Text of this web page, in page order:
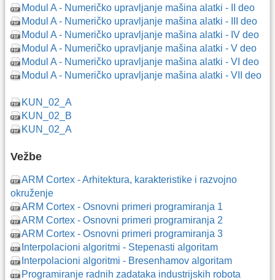
Modul A - Numeričko upravljanje mašina alatki - II deo
Modul A - Numeričko upravljanje mašina alatki - III deo
Modul A - Numeričko upravljanje mašina alatki - IV deo
Modul A - Numeričko upravljanje mašina alatki - V deo
Modul A - Numeričko upravljanje mašina alatki - VI deo
Modul A - Numeričko upravljanje mašina alatki - VII deo
KUN_02_A
KUN_02_B
KUN_02_A
Vežbe
ARM Cortex - Arhitektura, karakteristike i razvojno
okruženje
ARM Cortex - Osnovni primeri programiranja 1
ARM Cortex - Osnovni primeri programiranja 2
ARM Cortex - Osnovni primeri programiranja 3
Interpolacioni algoritmi - Stepenasti algoritam
Interpolacioni algoritmi - Bresenhamov algoritam
Programiranje radnih zadataka industrijskih robota